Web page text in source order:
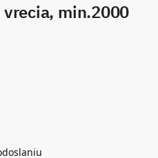
vrecia, min.2000